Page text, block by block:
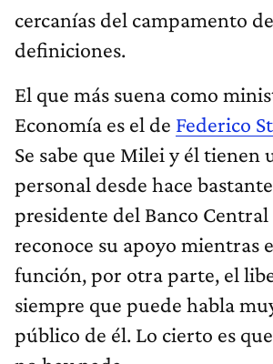
cercanías del campamento
definiciones.
El que más suena como
Economía es el de Federico
Se sabe que Milei y él tienen
personal desde hace
presidente del Banco Central
reconoce su apoyo mientras
función, por otra parte, el
siempre que puede habla
público de él. Lo cierto es